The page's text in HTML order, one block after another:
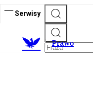
Serwisy
Prawo